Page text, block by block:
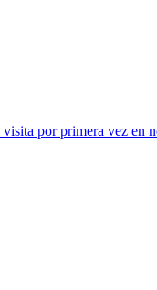
visita por primera vez en